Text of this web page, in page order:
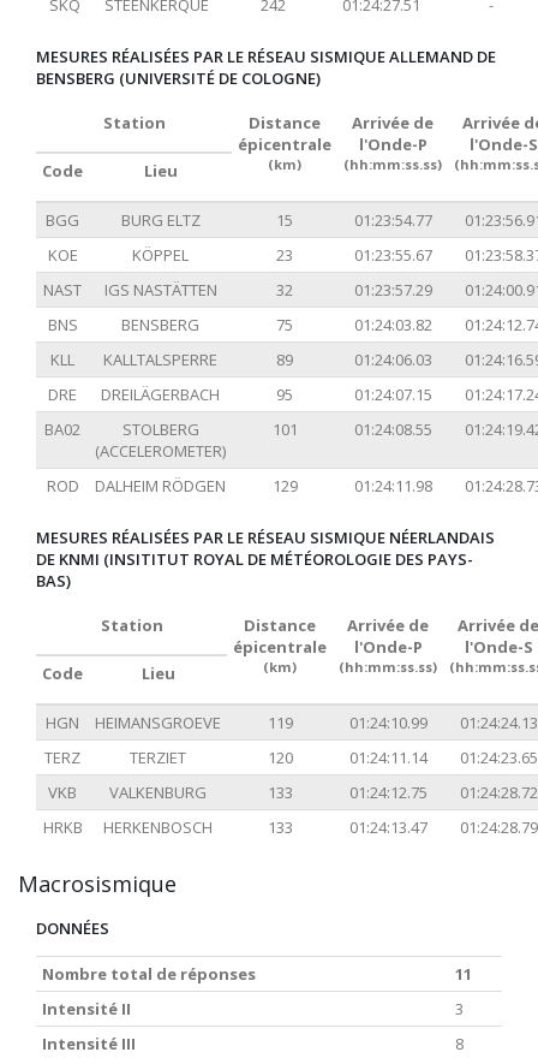
SKQ STEENKERQUE 242 01:24:27.51 -
MESURES RÉALISÉES PAR LE RÉSEAU SISMIQUE ALLEMAND DE
BENSBERG (UNIVERSITÉ DE COLOGNE)
Station
Distance
épicentrale
(km)
Arrivée de
l'Onde-P
(hh:mm:ss.ss)
Arrivée
l'Onde-S
Code Lieu
BGG BURG ELTZ 15 01:23:54.77
KOE
KÖPPEL 23 01:23:55.67
NAST
IGS NASTÄTTEN 32 01:23:57.29
BNS
BENSBERG 75 01:24:03.82
KLL
KALLTALSPERRE 89 01:24:06.03
DRE
DREILÄGERBACH 95 01:24:07.15
BA02
STOLBERG
(ACCELEROMETER)
101 01:24:08.55
ROD DALHEIM RÖDGEN 129 01:24:11.98
MESURES RÉALISÉES PAR LE RÉSEAU SISMIQUE NÉERLANDAIS
DE KNMI (INSITITUT ROYAL DE MÉTÉOROLOGIE DES PAYS-
BAS)
Station
Distance
épicentrale
(km)
Arrivée de
l'Onde-P
(hh:mm:ss.ss)
Arrivée de
l'Onde-S
Code Lieu
HGN HEIMANSGROEVE 119 01:24:10.99
01:24:24.13
TERZ
TERZIET 120 01:24:11.14
01:24:23.65
VKB
VALKENBURG 133 01:24:12.75
01:24:28.72
HRKB
HERKENBOSCH 133 01:24:13.47 01:24:28.79
Macrosismique
DONNÉES
Nombre total de réponses
11
Intensité II
3
Intensité III
8